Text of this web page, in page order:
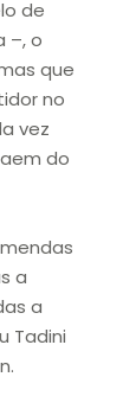
de
–, o
que
no
vez
do
a
a
Tadini